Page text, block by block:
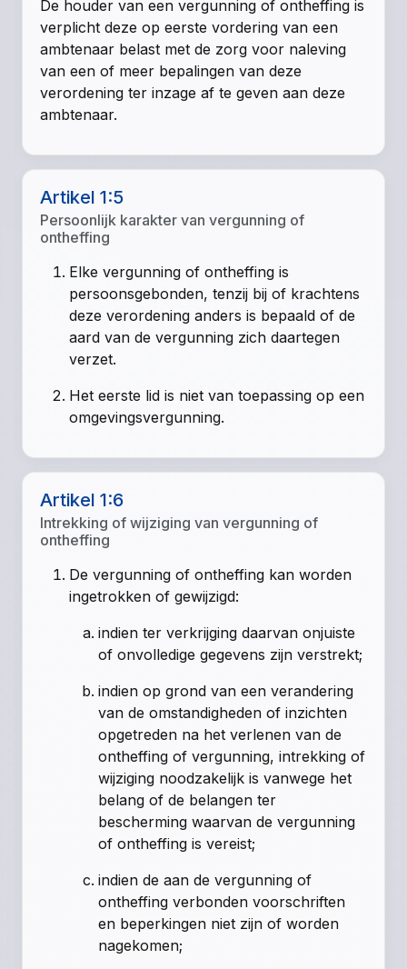
De houder van een vergunning of ontheffing is
verplicht deze op eerste vordering van een
ambtenaar belast met de zorg voor naleving
van een of meer bepalingen van deze
verordening ter inzage af te geven aan deze
ambtenaar.
Artikel 1:5
Persoonlijk karakter van vergunning of
ontheffing
Elke vergunning of ontheffing is
persoonsgebonden, tenzij bij of krachtens
deze verordening anders is bepaald of de
aard van de vergunning zich daartegen
verzet.
Het eerste lid is niet van toepassing op een
omgevingsvergunning.
Artikel 1:6
Intrekking of wijziging van vergunning of
ontheffing
De vergunning of ontheffing kan worden
ingetrokken of gewijzigd:
indien ter verkrijging daarvan onjuiste
of onvolledige gegevens zijn verstrekt;
indien op grond van een verandering
van de omstandigheden of inzichten
opgetreden na het verlenen van de
ontheffing of vergunning, intrekking of
wijziging noodzakelijk is vanwege het
belang of de belangen ter
bescherming waarvan de vergunning
of ontheffing is vereist;
indien de aan de vergunning of
ontheffing verbonden voorschriften
en beperkingen niet zijn of worden
nagekomen;